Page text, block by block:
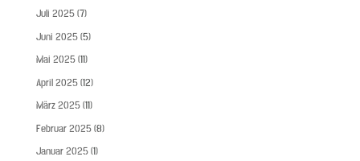
Juli 2025(7)
Juni 2025(5)
Mai 2025(11)
April 2025(12)
März 2025(11)
Februar 2025(8)
Januar 2025(1)